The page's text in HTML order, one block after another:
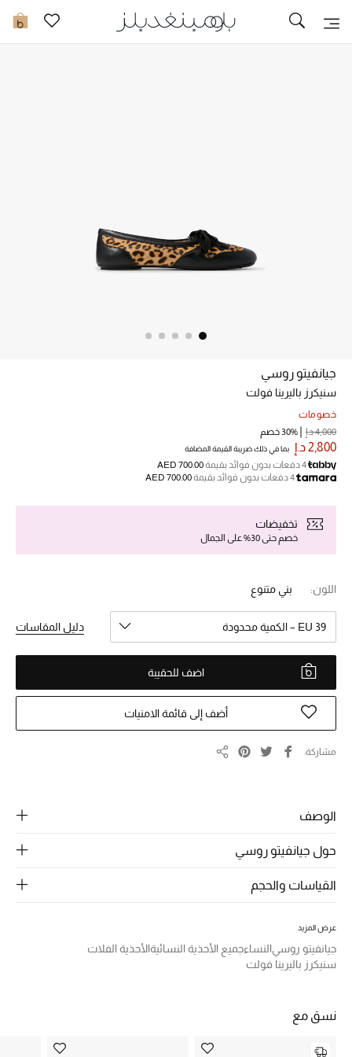
0 تخفيضات
خصم حتى 70%
تسوقوا الآن
ما وصلنا حديثاً
ما وصلنا حديثاً
الموسم الجديد
النساء
الحقائب النسائية
أحذية النسائية
الرجال
مستلزمات المنزل
المجوهرات
نسوقوا أحدث ما وصلنا
جيانفيتو روسي
سنيكرز باليرينا فولت
خصومات
2,800 د.إ بما في ذلك ضريبة القيمة المضافة
4,000 د.إ 30% خصم
4 دفعات بدون فوائد بقيمة
AED 700.00
4 دفعات بدون فوائد بقيمة
AED 700.00
تخفيضات
خصم حتى 30% على الجمال
اللون: بني متنوع
EU 39 – الكمية محدودة دليل المقاسات
اضف للحقيبة
أضف إلى قائمة الامنيات
مشاركة
الوصف
حول جيانفيتو روسي
القياسات والحجم
عرض المزيد
جيانفيتو روسيالنساءجميع الأحذية النسائيةالأحذية الفلات
سنيكرز باليرينا فولت
نسق مع